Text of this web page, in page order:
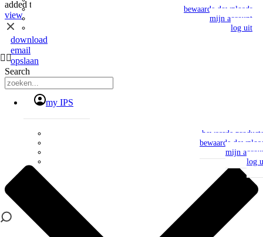
bewaarde downloads
mijn account
log uit
my IPS
bewaarde
bewaarde
mijn
log
added to my IPS
view
download
email
opslaan
Search